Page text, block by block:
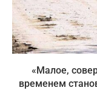
«Малое,
временем